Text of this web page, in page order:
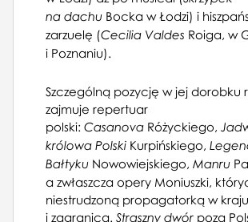
na dachu Bocka w Łodzi) i
zarzuelę (Cecilia Valdes Roiga, w
i Poznaniu).
Szczególną pozycję w jej dorobku
zajmuje repertuar
polski: Casanova Różyckiego,
królowa Polski Kurpińskiego,
Bałtyku Nowowiejskiego, Manru
a zwłaszcza opery Moniuszki,
niestrudzoną propagatorką w kraju
i zagranicą. Straszny dwór poza
20.06.1961, Państwowa Opera w
Warszawie, Straszny dwór
25.06.1961, Państwowa Opera w
04.07.1961, Państwowa Opera w
Warszawie, Halka
09.07.1961, Państwowa Opera w
Warszawie, Straszny dwór
13.07.1961, Państwowa Opera w
Warszawie, Trubadur
16.07.1961, Państwowa Opera w
Warszawie, André Chénier